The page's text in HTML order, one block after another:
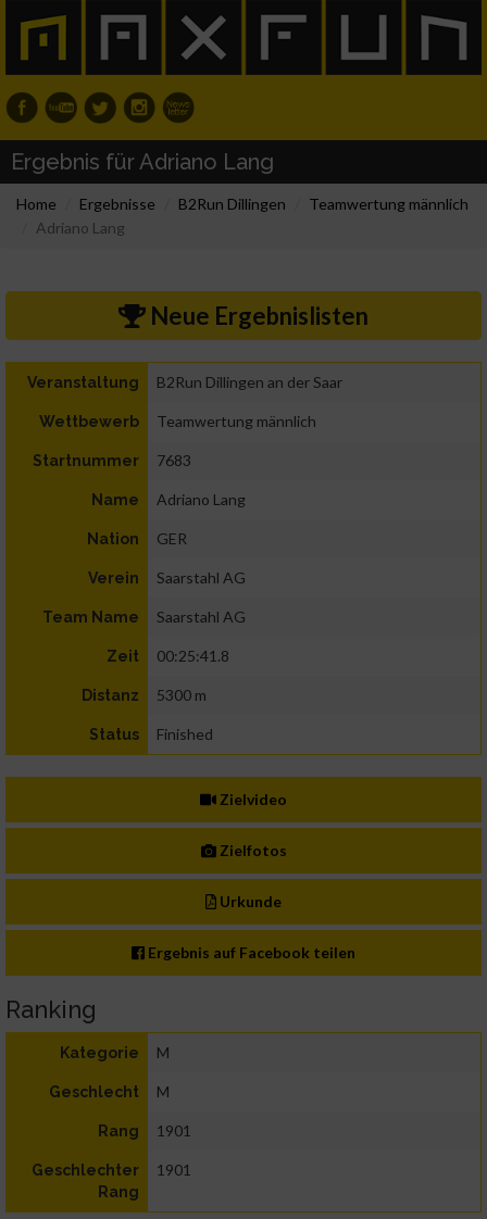
Ergebnis für Adriano Lang
Home Ergebnisse B2Run Dillingen
Teamwertung männlich
Adriano Lang
Neue Ergebnislisten
Veranstaltung B2Run Dillingen an der Saar
Wettbewerb Teamwertung männlich
Startnummer 7683
Name Adriano Lang
Nation GER
Verein Saarstahl AG
Team Name Saarstahl AG
Zeit 00:25:41.8
Distanz 5300 m
Status Finished
Zielvideo
Zielfotos
Urkunde
Ergebnis auf Facebook teilen
Ranking
Kategorie M
Geschlecht M
Rang 1901
Geschlechter
Rang
1901